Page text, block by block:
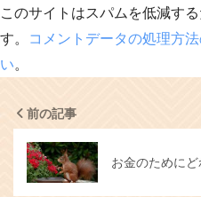
このサイトはスパムを低減す
す。
コメントデータの処理方
い。
前の記事
お金のために